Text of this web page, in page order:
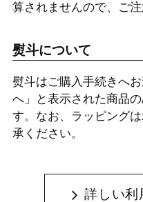
算されませんので、ご注
熨斗について
熨斗はご購入手続きへ
へ」と表示された商品
す。なお、ラッピング
承ください。
詳しい利